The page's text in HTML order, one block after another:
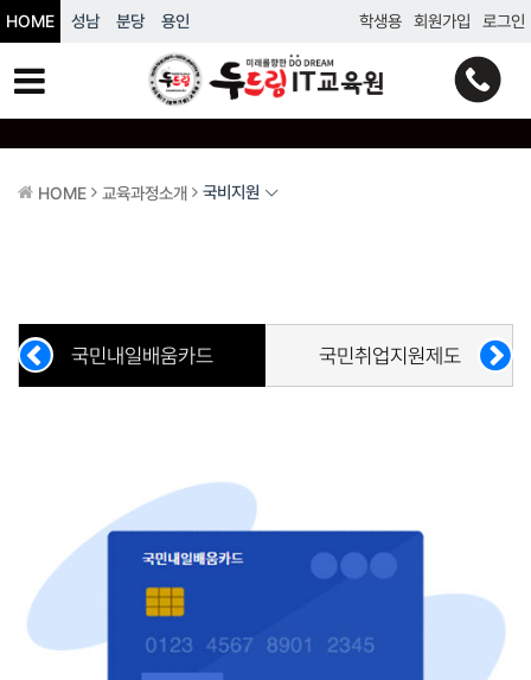
HOME 성남 분당 용인 학생용 회원가입 로그인
HOME 교육과정소개 국비지원
국민내일배움카드 국민취업지원제도